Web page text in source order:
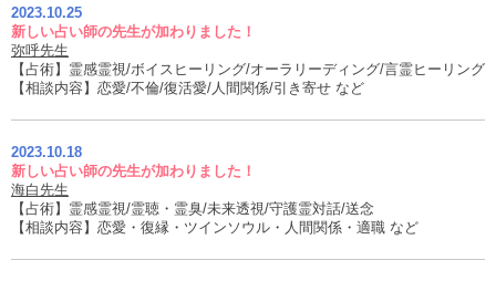
2023.10.25
新しい占い師の先生が加わりました！
弥呼先生
【占術】霊感霊視/ボイスヒーリング/オーラリーディング/言霊ヒーリング
【相談内容】恋愛/不倫/復活愛/人間関係/引き寄せ など
2023.10.18
新しい占い師の先生が加わりました！
海白先生
【占術】霊感霊視/霊聴・霊臭/未来透視/守護霊対話/送念
【相談内容】恋愛・復縁・ツインソウル・人間関係・適職 など